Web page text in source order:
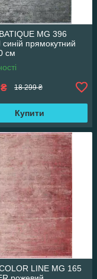
MG 396
синій прямокутний
см
₴ 18 299 ₴
Купити
LINE MG 165